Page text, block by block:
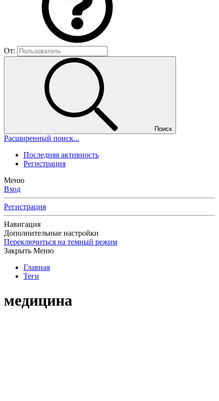
От:
Поиск
Расширенный поиск...
Последняя активность
Регистрация
Меню
Вход
Регистрация
Навигация
Дополнительные настройки
Переключиться на темный режим
Закрыть Меню
Главная
Теги
медицина